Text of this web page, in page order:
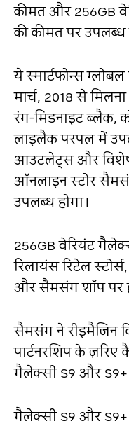
कीमत और 256GB
की कीमत पर उपलब्ध
ये स्मार्टफोन्स
मार्च, 2018 से
रंग-मिडनाइट ब्लैक,
लाइलैक परपल में
आउटलेट्स और
ऑनलाइन स्टोर
उपलब्ध होगा।
256GB वेरियंट
रिलायंस रिटेल
और सैमसंग शॉप पर
सैमसंग ने रीइमैजिन
पार्टनरशिप के
गैलेक्सी S9 और S9+
गैलेक्सी S9 और S9+